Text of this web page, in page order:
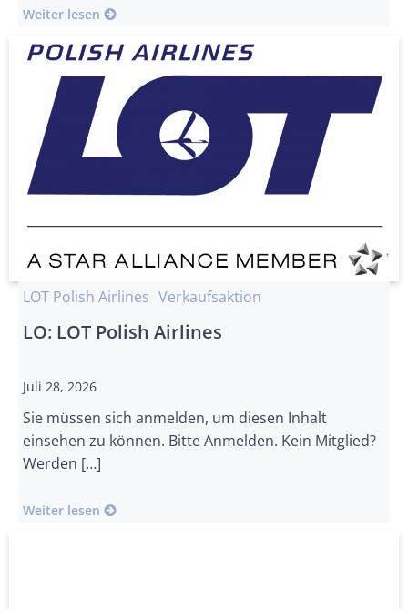
Weiter lesen
LOT Polish Airlines Verkaufsaktion
LO: LOT Polish Airlines
Juli 28, 2026
Sie müssen sich anmelden, um diesen Inhalt
einsehen zu können. Bitte Anmelden. Kein Mitglied?
Werden […]
Weiter lesen